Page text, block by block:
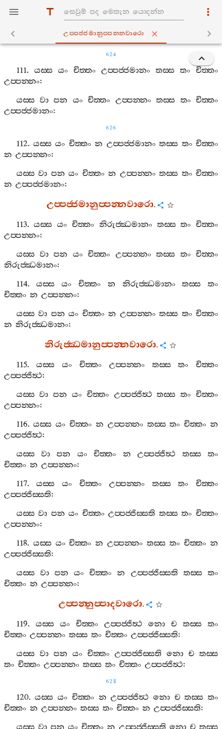
උප‍්පජ‍්ජමානුප‍්පන‍්නවාරො
624
111. යස‍්ස යං චිත‍්තං උප‍්පජ‍්ජමානං තස‍්ස තං චිත‍්තං
උප‍්පන‍්නං:
යස‍්ස වා පන යං චිත‍්තං උප‍්පන‍්නං තස‍්ස තං චිත‍්තං
උප‍්පජ‍්ජමානං:
626
112.යස‍්ස යං චිත‍්තං න උප‍්පජ‍්ජමානං තස‍්ස තං චිත‍්තං
න උප‍්පන‍්නං:
යස‍්ස වා පන යං චිත‍්තං න උප‍්පන‍්නං තස‍්ස තං චිත‍්තං
න උප‍්පජ‍්ජමානං:
උප‍්පජ‍්ජමානුප‍්පන‍්නවාරො.
113.යස‍්ස යං චිත‍්තං නිරුජ‍්ඣමානං තස‍්ස තං චිත‍්තං
උප‍්පන‍්නං:
යස‍්ස වා පන යං චිත‍්තං උප‍්පන‍්නං තස‍්ස තං චිත‍්තං
නිරුජ‍්ඣමානං:
114.යස‍්ස යං චිත‍්තං න නිරුජ‍්ඣමානං තස‍්ස
තං
චිත‍්තං න උප‍්පන‍්නං:
යස‍්ස වා පන යං චිත‍්තං න උප‍්පන‍්නං තස‍්ස තං චිත‍්තං
න නිරුජ‍්ඣමානං:
නිරුජ‍්ඣමානුප‍්පන‍්නවාරො.
115.යස‍්ස යං චිත‍්තං උප‍්පන‍්නං තස‍්ස තං
චිත‍්තං
උප‍්පජ‍්ජිත්‍ථ:
යස‍්ස වා පන යං චිත‍්තං උප‍්පජ‍්ජිත්‍ථ තස‍්ස තං චිත‍්තං
උප‍්පන‍්නං:
116.යස‍්ස යං චිත‍්තං න උප‍්පන‍්නං තස‍්ස තං චිත‍්තං න
උප‍්පජ‍්ජිත්‍ථ:
යස‍්ස
වා පන යං චිත‍්තං න උප‍්පජ‍්ජිත්‍ථ තස‍්ස
තං
චිත‍්තං න උප‍්පන‍්නං:
117.යස‍්ස යං චිත‍්තං උප‍්පන‍්නං තස‍්ස තං
චිත‍්තං
උප‍්පජ‍්ජිස‍්සති:
යස‍්ස වා පන යං චිත‍්තං උප‍්පජ‍්ජිස‍්සති තස‍්ස තං චිත‍්තං
උප‍්පන‍්නං:
118. යස‍්ස යං චිත‍්තං න උප‍්පන‍්නං තස‍්ස තං චිත‍්තං න
උප‍්පජ‍්ජිස‍්සති:
යස‍්ස වා පන යං චිත‍්තං න උප‍්පජ‍්ජිස‍්සති තස‍්ස තං
චිත‍්තං න උප‍්පන‍්නං:
උප‍්පන‍්නුප‍්පාදවාරො.
119. යස‍්ස යං චිත‍්තං උප‍්පජ‍්ජිත්‍ථ නො ච තස‍්ස
තං
චිත‍්තං උප‍්පන‍්නං තස‍්ස තං චිත‍්තං උප‍්පජ‍්ජිස‍්සති:
යස‍්ස වා පන යං චිත‍්තං උප‍්පජ‍්ජිස‍්සති නො ච තස‍්ස
තං චිත‍්තං උප‍්පන‍්නං තස‍්ස තං චිත‍්තං උප‍්පජ‍්ජිත්‍ථ:
628
120.යස‍්ස යං චිත‍්තං න උප‍්පජ‍්ජිත්‍ථ නො ච තස‍්ස තං
චිත‍්තං න උප‍්පන‍්නං තස‍්ස තං චිත‍්තං න උප‍්පජ‍්ජිස‍්සති: